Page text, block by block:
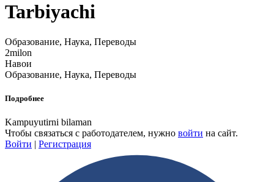
Tarbiyachi
Образование, Наука, Переводы
2milon
Навои
Образование, Наука, Переводы
Подробнее
Kampuyutirni bilaman
Чтобы связаться с работодателем, нужно войти на сайт.
Войти | Регистрация